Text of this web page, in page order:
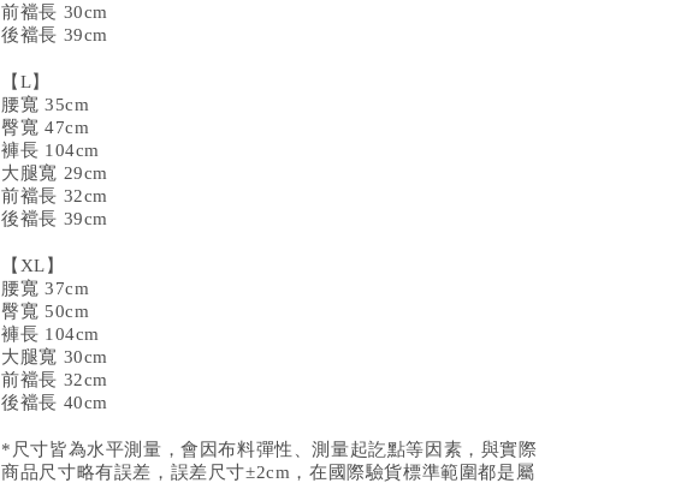
前襠長 30cm
後襠長 39cm
【L】
腰寬 35cm
臀寬 47cm
褲長 104cm
大腿寬 29cm
前襠長 32cm
後襠長 39cm
【XL】
腰寬 37cm
臀寬 50cm
褲長 104cm
大腿寬 30cm
前襠長 32cm
後襠長 40cm
*尺寸皆為水平測量，會因布料彈性、測量起訖點等因素，與實際
商品尺寸略有誤差，誤差尺寸±2cm，在國際驗貨標準範圍都是屬